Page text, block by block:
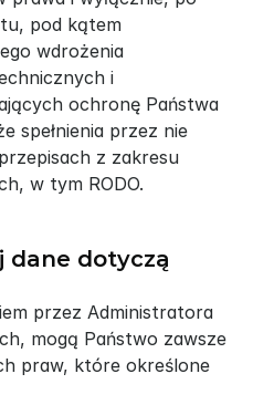
pod kątem
wdrożenia
i
ochronę Państwa
spełnienia przez nie
z zakresu
w tym RODO.
dane dotyczą
przez Administratora
mogą Państwo zawsze
praw, które określone